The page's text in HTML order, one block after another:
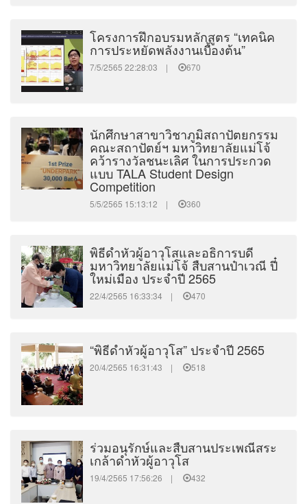
โครงการฝึกอบรมหลักสูตร “เทคนิค
การประหยัดพลังงานเบื้องต้น”
7/5/2565 22:28:03 | 670
นักศึกษาสาขาวิชาภูมิสถาปัตยกรรม
คณะสถาปัตย์ฯ มหาวิทยาลัยแม่โจ้
คว้ารางวัลชนะเลิศ ในการประกวด
แบบ TALA Student Design
Competition
5/5/2565 15:13:12 | 360
พิธีดำหัวผู้อาวุโสและอธิการบดี
มหาวิทยาลัยแม่โจ้ สืบสานป๋าเวณี ปี๋
ใหม่เมือง ประจำปี 2565
22/4/2565 16:33:34 | 470
“พิธีดำหัวผู้อาวุโส” ประจำปี 2565
20/4/2565 16:31:43 | 518
ร่วมอนุรักษ์และสืบสานประเพณีสระ
เกล้าดำหัวผู้อาวุโส
19/4/2565 17:56:26 | 432